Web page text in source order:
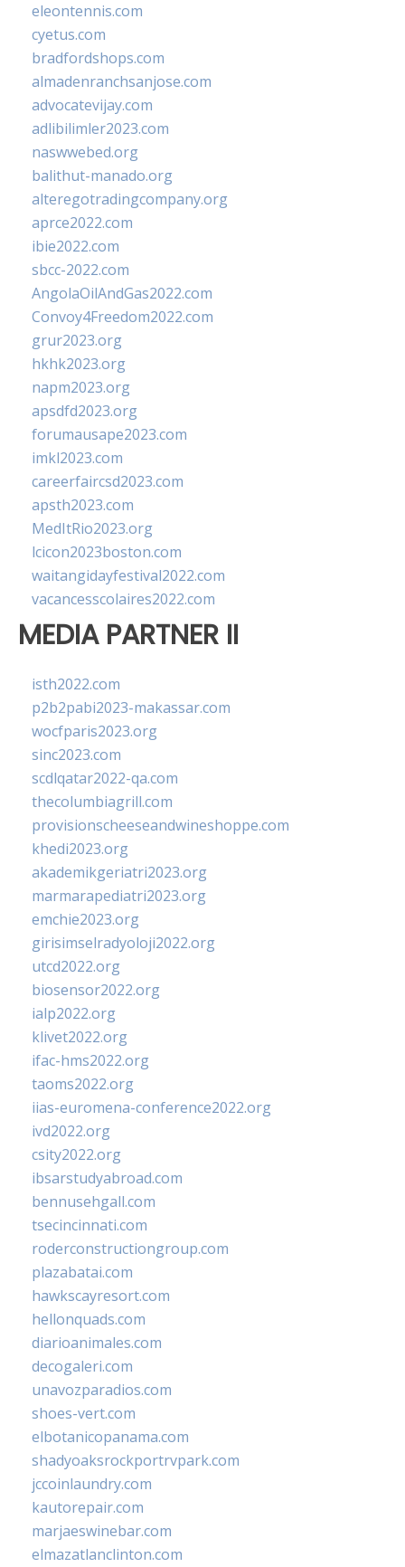
eleontennis.com
cyetus.com
bradfordshops.com
almadenranchsanjose.com
advocatevijay.com
adlibilimler2023.com
naswwebed.org
balithut-manado.org
alteregotradingcompany.org
aprce2022.com
ibie2022.com
sbcc-2022.com
AngolaOilAndGas2022.com
Convoy4Freedom2022.com
grur2023.org
hkhk2023.org
napm2023.org
apsdfd2023.org
forumausape2023.com
imkl2023.com
careerfaircsd2023.com
apsth2023.com
MedItRio2023.org
lcicon2023boston.com
waitangidayfestival2022.com
vacancesscolaires2022.com
MEDIA PARTNER II
isth2022.com
p2b2pabi2023-makassar.com
wocfparis2023.org
sinc2023.com
scdlqatar2022-qa.com
thecolumbiagrill.com
provisionscheeseandwineshoppe.com
khedi2023.org
akademikgeriatri2023.org
marmarapediatri2023.org
emchie2023.org
girisimselradyoloji2022.org
utcd2022.org
biosensor2022.org
ialp2022.org
klivet2022.org
ifac-hms2022.org
taoms2022.org
iias-euromena-conference2022.org
ivd2022.org
csity2022.org
ibsarstudyabroad.com
bennusehgall.com
tsecincinnati.com
roderconstructiongroup.com
plazabatai.com
hawkscayresort.com
hellonquads.com
diarioanimales.com
decogaleri.com
unavozparadios.com
shoes-vert.com
elbotanicopanama.com
shadyoaksrockportrvpark.com
jccoinlaundry.com
kautorepair.com
marjaeswinebar.com
elmazatlanclinton.com